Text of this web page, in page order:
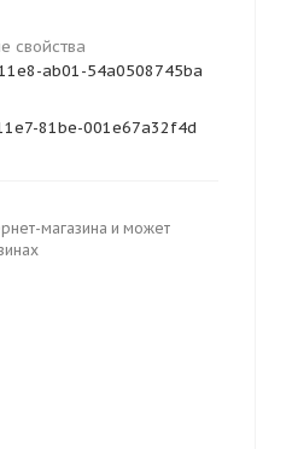
свойства
ab01-54a0508745ba
81be-001e67a32f4d
магазина и может